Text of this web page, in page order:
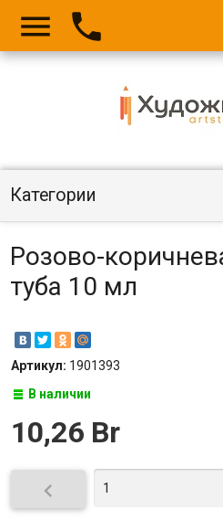
 
Категории
Розово-
туба 10 мл
Артикул: 1901393
В наличии
10,26 Br
